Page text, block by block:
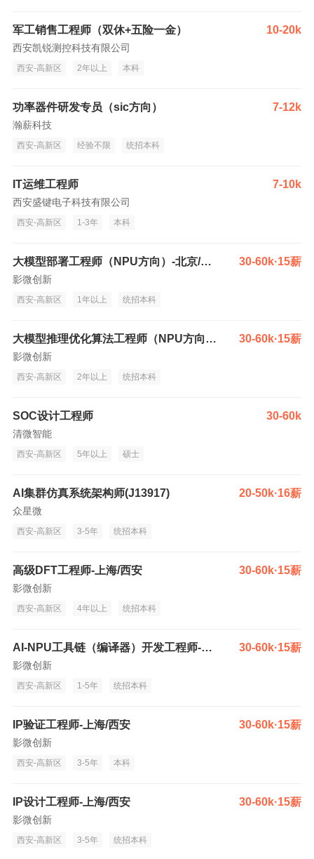
军工销售工程师（双休+五险一金） 10-20k
西安凯锐测控科技有限公司
西安-高新区 2年以上 本科
功率器件研发专员（sic方向） 7-12k
瀚薪科技
西安-高新区 经验不限 统招本科
IT运维工程师 7-10k
西安盛键电子科技有限公司
西安-高新区 1-3年 本科
大模型部署工程师（NPU方向）-北京/上海/西安/深圳 30-60k·15薪
影微创新
西安-高新区 1年以上 统招本科
大模型推理优化算法工程师（NPU方向）-北京/上海/深圳/西安 30-60k·15薪
影微创新
西安-高新区 2年以上 统招本科
SOC设计工程师 30-60k
清微智能
西安-高新区 5年以上 硕士
AI集群仿真系统架构师(J13917) 20-50k·16薪
众星微
西安-高新区 3-5年 统招本科
高级DFT工程师-上海/西安 30-60k·15薪
影微创新
西安-高新区 4年以上 统招本科
AI-NPU工具链（编译器）开发工程师-上海/西安/无锡/杭州/深圳 30-60k·15薪
影微创新
西安-高新区 1-5年 统招本科
IP验证工程师-上海/西安 30-60k·15薪
影微创新
西安-高新区 3-5年 本科
IP设计工程师-上海/西安 30-60k·15薪
影微创新
西安-高新区 3-5年 统招本科